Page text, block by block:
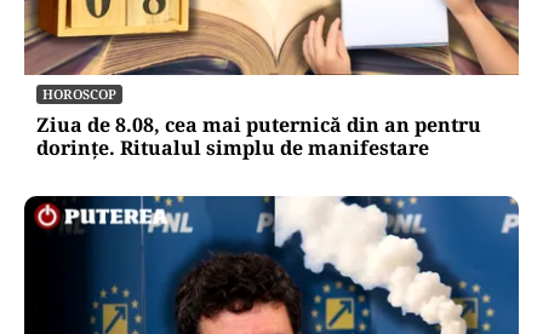
HOROSCOP
Ziua de 8.08, cea mai puternică din an pentru
dorințe. Ritualul simplu de manifestare